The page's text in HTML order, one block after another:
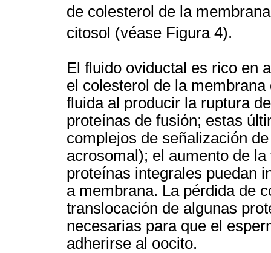
de colesterol de la
citosol (véase Figura 4).
El fluido oviductal es rico en
el colesterol de la
fluida al producir la ruptura
proteínas de fusión; estas
complejos de señalización
acrosomal); el aumento de
proteínas integrales puedan
a membrana. La pérdida de
translocación de algunas
necesarias para que el
adherirse al oocito.